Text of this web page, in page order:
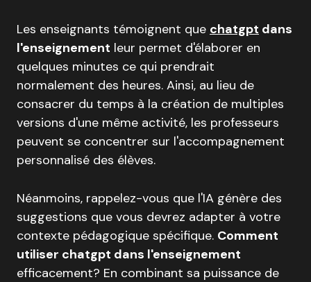
Les enseignants témoignent que chatgpt dans
l'enseignement leur permet d'élaborer en
quelques minutes ce qui prendrait
normalement des heures. Ainsi, au lieu de
consacrer du temps à la création de multiples
versions d'une même activité, les professeurs
peuvent se concentrer sur l'accompagnement
personnalisé des élèves.
Néanmoins, rappelez-vous que l'IA génère des
suggestions que vous devrez adapter à votre
contexte pédagogique spécifique. Comment
utiliser chatgpt dans l'enseignement
efficacement? En combinant sa puissance de